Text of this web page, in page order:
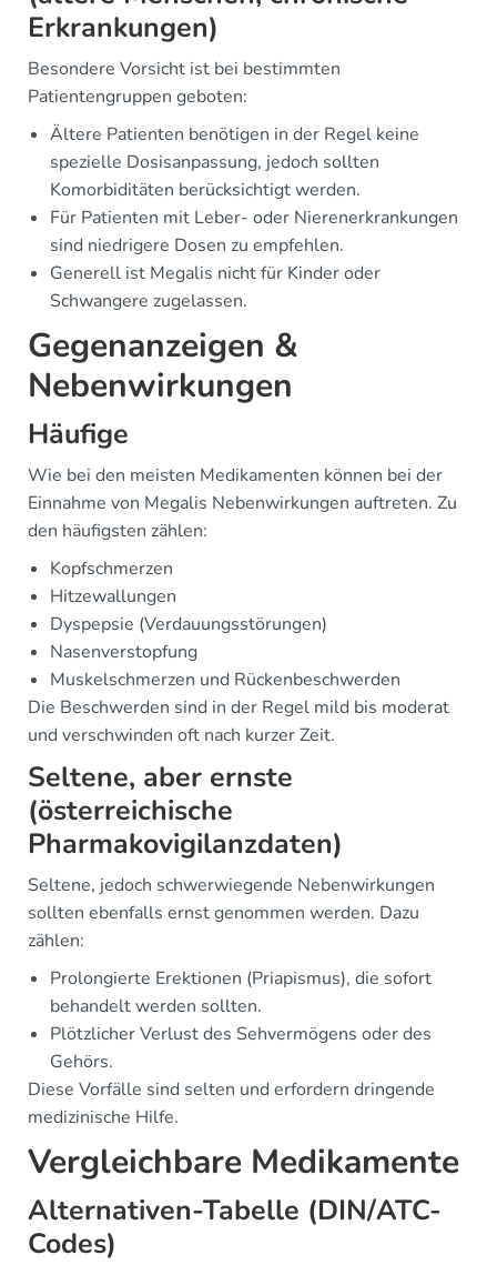
Erkrankungen)
Besondere Vorsicht ist bei bestimmten
Patientengruppen geboten:
Ältere Patienten benötigen in der Regel keine
spezielle Dosisanpassung, jedoch sollten
Komorbiditäten berücksichtigt werden.
Für Patienten mit Leber- oder Nierenerkrankungen
sind niedrigere Dosen zu empfehlen.
Generell ist Megalis nicht für Kinder oder
Schwangere zugelassen.
Gegenanzeigen &
Nebenwirkungen
Häufige
Wie bei den meisten Medikamenten können bei der
Einnahme von Megalis Nebenwirkungen auftreten. Zu
den häufigsten zählen:
Kopfschmerzen
Hitzewallungen
Dyspepsie (Verdauungsstörungen)
Nasenverstopfung
Muskelschmerzen und Rückenbeschwerden
Die Beschwerden sind in der Regel mild bis moderat
und verschwinden oft nach kurzer Zeit.
Seltene, aber ernste
(österreichische
Pharmakovigilanzdaten)
Seltene, jedoch schwerwiegende Nebenwirkungen
sollten ebenfalls ernst genommen werden. Dazu
zählen:
Prolongierte Erektionen (Priapismus), die sofort
behandelt werden sollten.
Plötzlicher Verlust des Sehvermögens oder des
Gehörs.
Diese Vorfälle sind selten und erfordern dringende
medizinische Hilfe.
Vergleichbare Medikamente
Alternativen-Tabelle (DIN/ATC-
Codes)